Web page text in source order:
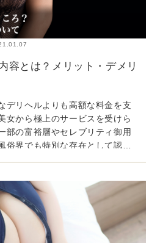
容とは？メリット・デメリ
デリヘルよりも高額な料金を支
女から極上のサービスを受けら
部の富裕層やセレブリティ御用
俗界でも特別な存在として認知